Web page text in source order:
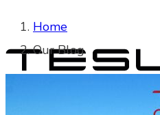
Home
Our Blog